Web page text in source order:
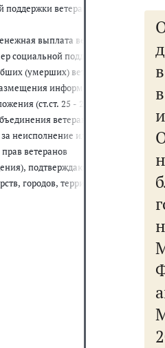
ветеранов труда
выплата ветеранам
социальной поддержки
(умерших) ветеранов
информации о
(ст.ст. 25 - 28)
ветеранов
за неисполнение или ненадлежащее
ветеранов
подтверждающие права
городов, территорий и